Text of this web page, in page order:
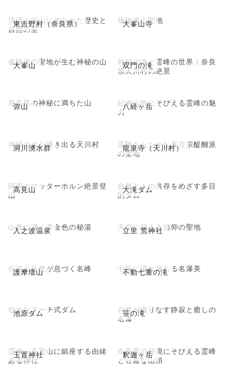
東吉野村（奈良県）
清流と深山に抱かれた歴史と
自然の里
大峯山寺
修験道の聖地
大峯山
修験道の聖地が生む神秘の山 双門の滝
神秘の滝と霊峰の世界：奈良
県天川村の絶景
弥山
奈良県の神秘に満ちた山 八経ヶ岳
紀伊山地にそびえる霊峰の魅
力
洞川湧水群
神秘の水が湧き出る天川村 龍泉寺（天川村）
霊験あらたかな真言宗醍醐派
の聖地
高見山
関西のマッターホルン絶景登
山
大滝ダム
自然と人の共存をめざす多目
的ダム
入之波温泉
山奥に湧く黄金色の秘湯 立里 荒神社
天空に鎮まる信仰の聖地
護摩壇山
伝説と自然が息づく名峰 不動七重の滝
七段に流れ落ちる名瀑美
池原ダム
壮大なアーチ式ダム 笹の滝
自然が織りなす静寂と癒しの
名瀑
玉置神社
霊峰・玉置山に鎮座する由緒
ある神社
釈迦ヶ岳
奈良県の秘境にそびえる霊峰
と荘厳な山頂